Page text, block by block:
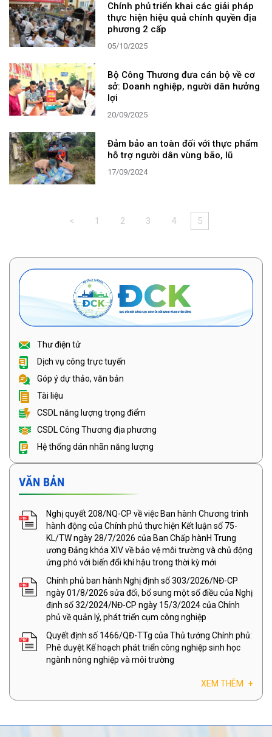
Chính phủ triển khai các giải pháp
thực hiện hiệu quả chính quyền địa
phương 2 cấp
05/10/2025
Bộ Công Thương đưa cán bộ về cơ
sở: Doanh nghiệp, người dân hưởng
lợi
20/09/2025
Đảm bảo an toàn đối với thực phẩm
hỗ trợ người dân vùng bão, lũ
17/09/2024
< 1 2 3 4 5
Thư điện tử
Dịch vụ công trực tuyến
Góp ý dự thảo, văn bản
Tài liệu
CSDL năng lượng trọng điểm
CSDL Công Thương địa phương
Hệ thống dán nhãn năng lượng
VĂN BẢN
Nghị quyết 208/NQ-CP về việc Ban hành Chương trình
hành động của Chính phủ thực hiện Kết luận số 75-
KL/TW ngày 28/7/2026 của Ban Chấp hànH Trung
ương Đảng khóa XIV về bảo vệ môi trường và chủ động
ứng phó với biến đổi khí hậu trong thời kỳ mới
Chính phủ ban hành Nghị định số 303/2026/NĐ-CP
ngày 01/8/2026 sửa đổi, bổ sung một số điều của Nghị
định số 32/2024/NĐ-CP ngày 15/3/2024 của Chính
phủ về quản lý, phát triển cụm công nghiệp
Quyết định số 1466/QĐ-TTg của Thủ tướng Chính phủ:
Phê duyệt Kế hoạch phát triển công nghiệp sinh học
ngành nông nghiệp và môi trường
XEM THÊM +